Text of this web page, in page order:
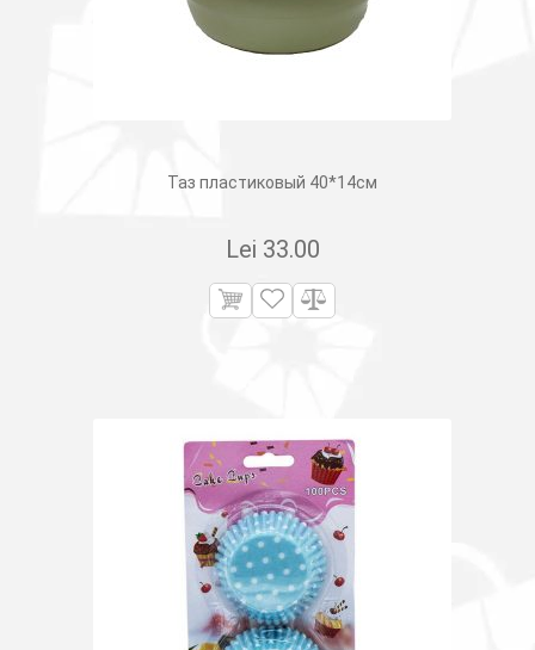
Таз пластиковый 40*14см
Lei 33.00